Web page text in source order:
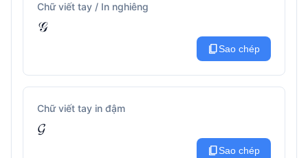
Chữ viết tay / In nghiêng
𝒢
content_copySao chép
Chữ viết tay in đậm
𝓖
content_copySao chép